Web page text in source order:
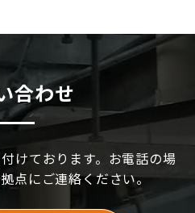
合わせ
けております。お電話の場
点にご連絡ください。